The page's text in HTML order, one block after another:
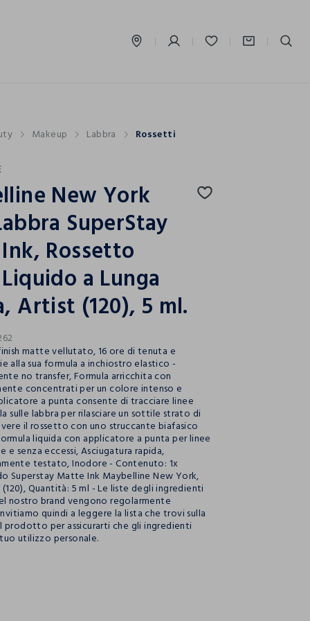
Makeup Labbra Rossetti
New York
SuperStay
Rossetto
a Lunga
Artist (120), 5 ml.
matte vellutato, 16 ore di tenuta e
alla sua formula a inchiostro elastico -
no transfer, Formula arricchita con
concentrati per un colore intenso e
a punta consente di tracciare linee
sulle labbra per rilasciare un sottile strato di
il rossetto con uno struccante biafasico
liquida con applicatore a punta per linee
e senza eccessi, Asciugatura rapida,
testato, Inodore - Contenuto: 1x
Superstay Matte Ink Maybelline New York,
Quantità: 5 ml - Le liste degli ingredienti
nostro brand vengono regolarmente
quindi a leggere la lista che trovi sulla
prodotto per assicurarti che gli ingredienti
utilizzo personale.